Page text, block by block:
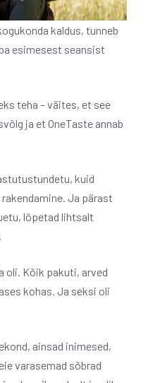
kaldus, tunneb
esimesest seansist
teha – väites, et see
ja et OneTaste annab
kuid
Ja pärast
lõpetad lihtsalt
oli. Kõik pakuti, arved
kohas. Ja seksi oli
ainsad inimesed,
varasemad sõbrad